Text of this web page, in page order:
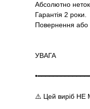
Абсолютно
Гарантія 2 роки.
Повернення або
УВАГА
⚠️ Цей виріб